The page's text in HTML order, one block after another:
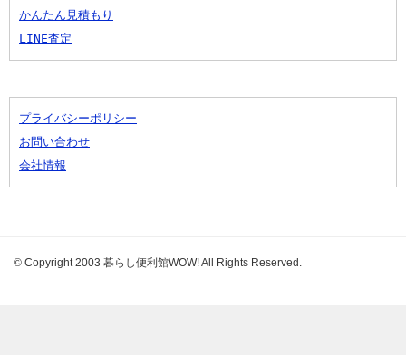
かんたん見積もり
LINE査定
プライバシーポリシー
お問い合わせ
会社情報
© Copyright 2003 暮らし便利館WOW! All Rights Reserved.